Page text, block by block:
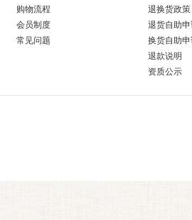
购物流程
会员制度
常见问题
退换货政策
退货自助申
换货自助申
退款说明
资质公示